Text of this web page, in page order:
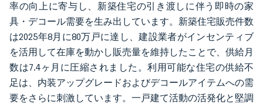
率の向上に寄与し、新築住宅の引き渡しに伴う即時の家
具・デコール需要を生み出しています。新築住宅販売件数
は2025年8月に80万戸に達し、建設業者がインセンティブ
を活用して在庫を動かし販売量を維持したことで、供給月
数は7.4ヶ月に圧縮されました。利用可能な住宅の供給不
足は、内装アップグレードおよびデコールアイテムへの需
要をさらに刺激しています。一戸建て活動の活発化と堅調